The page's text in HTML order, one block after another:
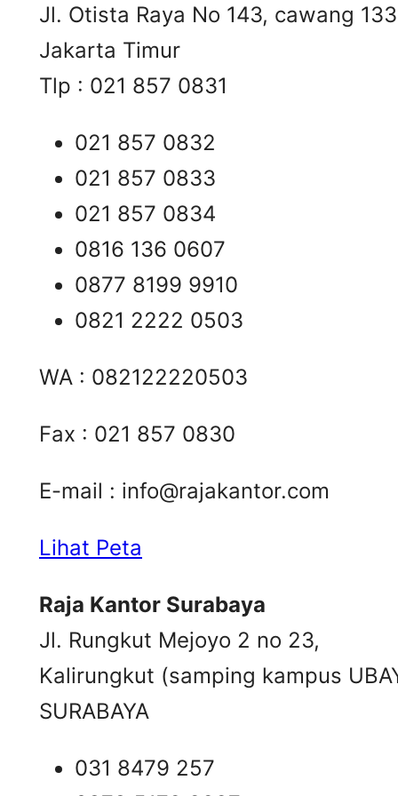
Jl. Otista Raya No 143, cawang
Jakarta Timur
Tlp : 021 857 0831
021 857 0832
021 857 0833
021 857 0834
0816 136 0607
0877 8199 9910
0821 2222 0503
WA : 082122220503
Fax : 021 857 0830
E-mail : info@rajakantor.com
Lihat Peta
Raja Kantor Surabaya
Jl. Rungkut Mejoyo 2 no 23,
Kalirungkut (samping kampus
SURABAYA
031 8479 257